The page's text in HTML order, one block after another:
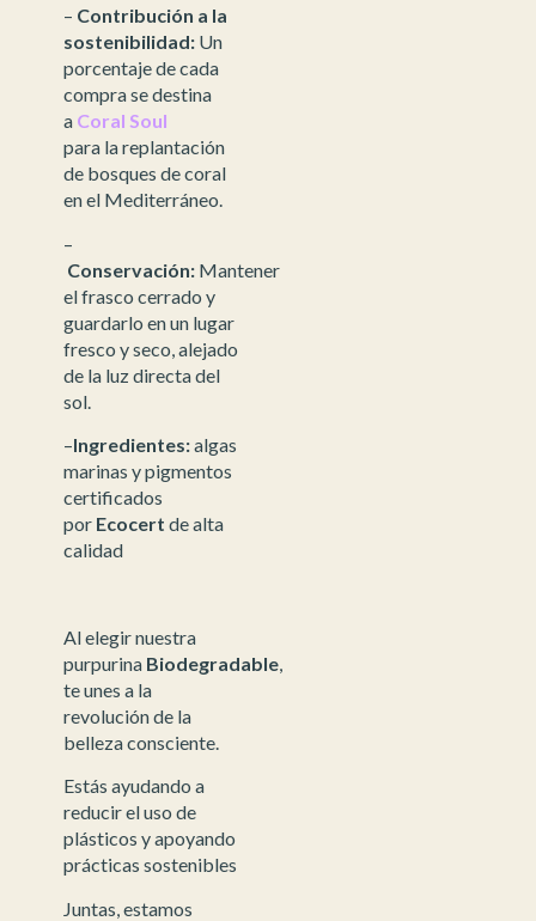
– Contribución a la
sostenibilidad:Un
porcentaje de cada
compra se destina
a Coral Soul
para la replantación
de bosques de coral
en el Mediterráneo.
–
Conservación:Mantener
el frasco cerrado y
guardarlo en un lugar
fresco y seco, alejado
de la luz directa del
sol.
–Ingredientes:algas
marinas y pigmentos
certificados
porEcocert de alta
calidad
Al elegir nuestra
purpurina Biodegradable,
te unes a la
revolución de la
belleza consciente.
Estás ayudando a
reducir el uso de
plásticos y apoyando
prácticas sostenibles
Juntas, estamos